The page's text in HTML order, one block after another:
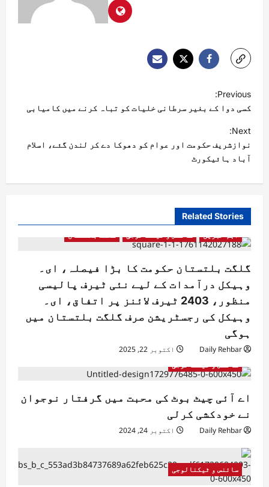
Previous:
کسی دوا کے بغیر سرطانی خلیات کو تباہ کرنے میں کامیابی
Next:
نوازشریف حکومت اور عوام کو دھوکا دے کر لندن گئے، اسلام
آباد ہائیکورٹ
Related Stories
اہم خبریں
سائنس و ٹیکنالوجی گلگت بلتستان
گلگت بلتستان حکومت کا بڑا فیصلہ، ای۔
وہیکل درآمدات کے لیے نئی ٹیرف پالیسی
منظور، 2403 ٹیرف لائنز پر اتفاق، ای۔
وہیکل کی رجسٹریشن صرف گلگت بلتستان میں
ہوگی
Daily Rehbar
اکتوبر 22, 2025
سائنس و ٹیکنالوجی
اے آئی چیٹ بوٹ کی محبت میں گرفتار نوجوان
نے خودکشی کرلی
Daily Rehbar اکتوبر 24, 2024
سائنس و ٹیکنالوجی